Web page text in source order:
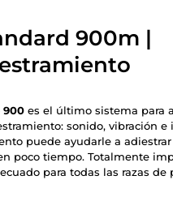
900m |
900 es el último sistema para
sonido, vibración e
puede ayudarle a
poco tiempo. Totalmente
para todas las razas de